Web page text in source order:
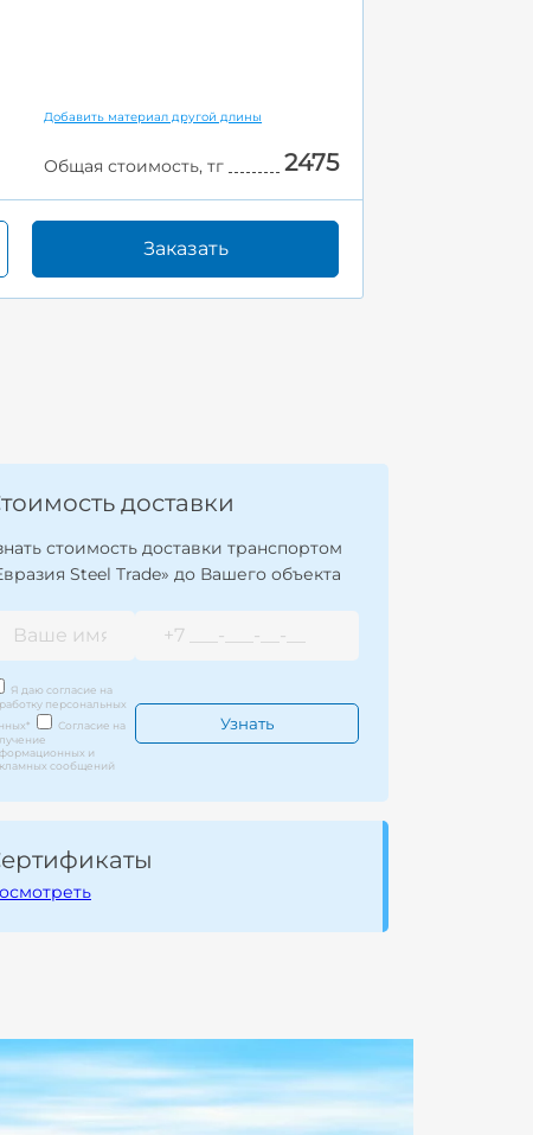
Добавить материал другой длины
Общая стоимость, тг 2475
Заказать
доставки
стоимость доставки транспортом
Steel Trade» до Вашего объекта
Я даю согласие на
персональных
*
Согласие на
и
сообщений